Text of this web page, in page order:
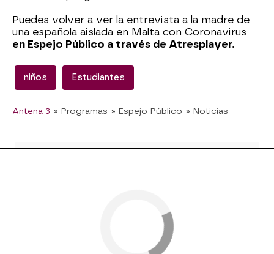
Puedes volver a ver la entrevista a la madre de
una española aislada en Malta con Coronavirus
en Espejo Público a través de Atresplayer.
niños Estudiantes
Antena 3 » Programas » Espejo Público » Noticias